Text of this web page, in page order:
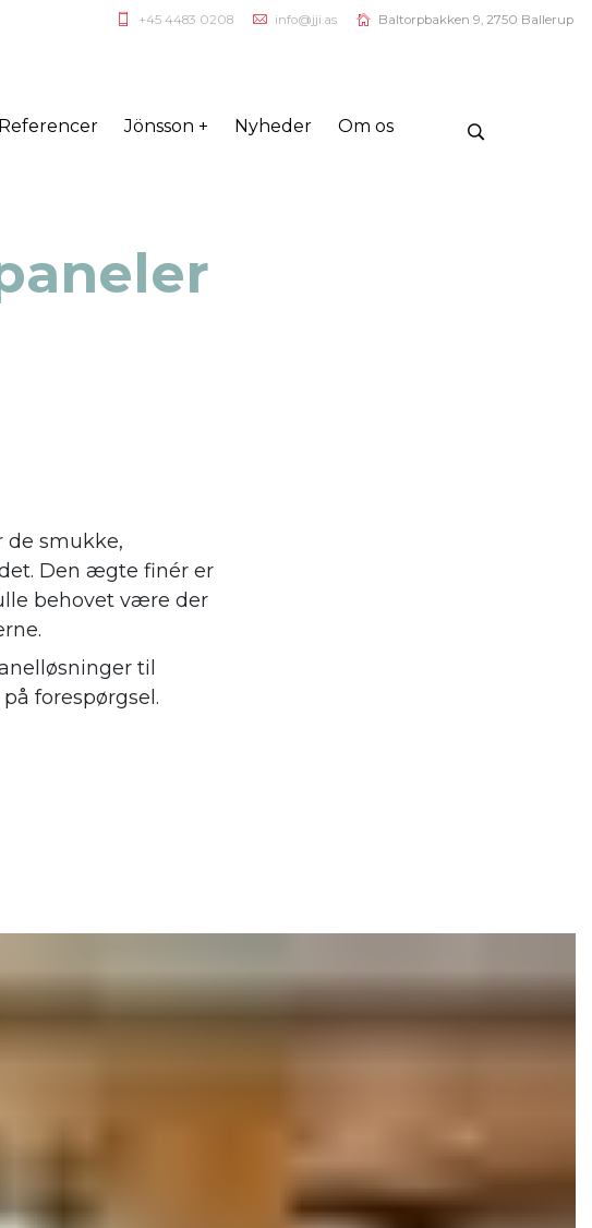
+45 4483 0208 info@jji.as Baltorpbakken 9, 2750 Ballerup
Referencer Jönsson + Nyheder Om os
de smukke,
Den ægte finér er
behovet være der
til
forespørgsel.